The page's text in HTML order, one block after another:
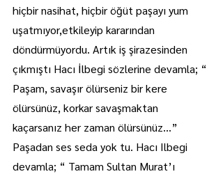
hiçbir nasihat, hiçbir öğüt paşayı yum
uşatmıyor,etkileyip kararından
döndürmüyordu. Artık iş şirazesinden
çıkmıştı Hacı İlbegi sözlerine devamla; “
Paşam, savaşır ölürseniz bir kere
ölürsünüz, korkar savaşmaktan
kaçarsanız her zaman ölürsünüz...”
Paşadan ses seda yok tu. Hacı Ilbegi
devamla; “ Tamam Sultan Murat’ı